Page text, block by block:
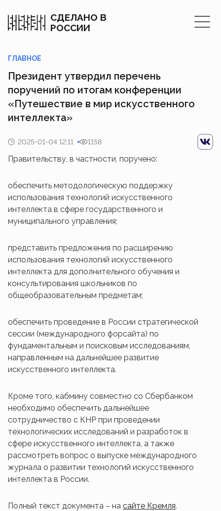
СДЕЛАНО В
РОССИИ
ГЛАВНОЕ
Президент утвердил перечень
поручений по итогам конференции
«Путешествие в мир искусственного
интеллекта»
2025-01-04 12:11 1158
Правительству, в частности, поручено:
обеспечить методологическую поддержку
использования технологий искусственного
интеллекта в сфере государственного и
муниципального управления;
представить предложения по расширению
использования технологий искусственного
интеллекта для дополнительного обучения и
консультирования школьников по
общеобразовательным предметам;
обеспечить проведение в России стратегической
сессии (международного форсайта) по
фундаментальным и поисковым исследованиям,
направленным на дальнейшее развитие
искусственного интеллекта.
Кроме того, кабмину совместно со Сбербанком
необходимо обеспечить дальнейшее
сотрудничество с КНР при проведении
технологических исследований и разработок в
сфере искусственного интеллекта, а также
рассмотреть вопрос о выпуске международного
журнала о развитии технологий искусственного
интеллекта в России.
Полный текст документа – на сайте Кремля.